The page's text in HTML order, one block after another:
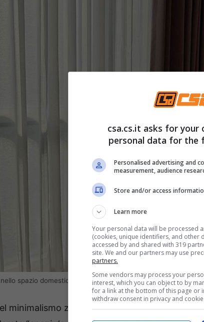
spazio domestico – csa.cs.it
minimalismo zen, l’approccio cambia: meno
csa.cs.it asks for your
personal data for the
Personalised advertising and
measurement, audience
Store and/or access
Learn more
Your personal data will be processed
(cookies, unique identifiers, and other
accessed by and shared with 319
site. We and our partners may use
partners.
Some vendors may process your
interest, which you can object to by
for a link at the bottom of this page or
withdraw consent in privacy and